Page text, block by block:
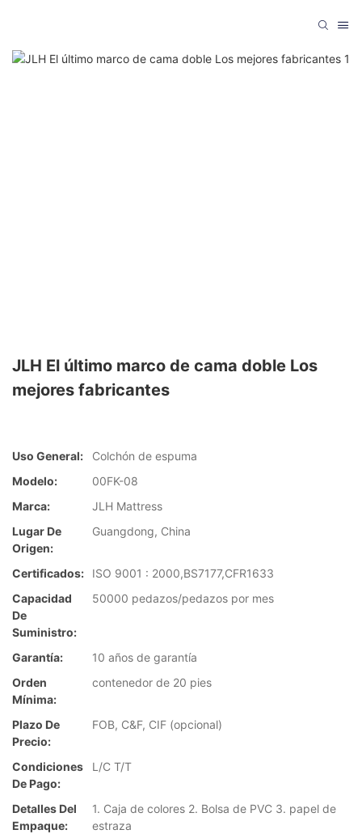
JLH El último marco de cama doble Los
mejores fabricantes
Uso General:
Colchón de espuma
Modelo:
00FK-08
Marca:
JLH Mattress
Lugar De
Origen:
Guangdong, China
Certificados:
ISO 9001 : 2000,BS7177,CFR1633
Capacidad
De
Suministro:
50000 pedazos/pedazos por mes
Garantía:
10 años de garantía
Orden
Mínima:
contenedor de 20 pies
Plazo De
Precio:
FOB, C&F, CIF (opcional)
Condiciones
De Pago:
L/C T/T
Detalles Del
Empaque:
1. Caja de colores 2. Bolsa de PVC 3. papel de
estraza